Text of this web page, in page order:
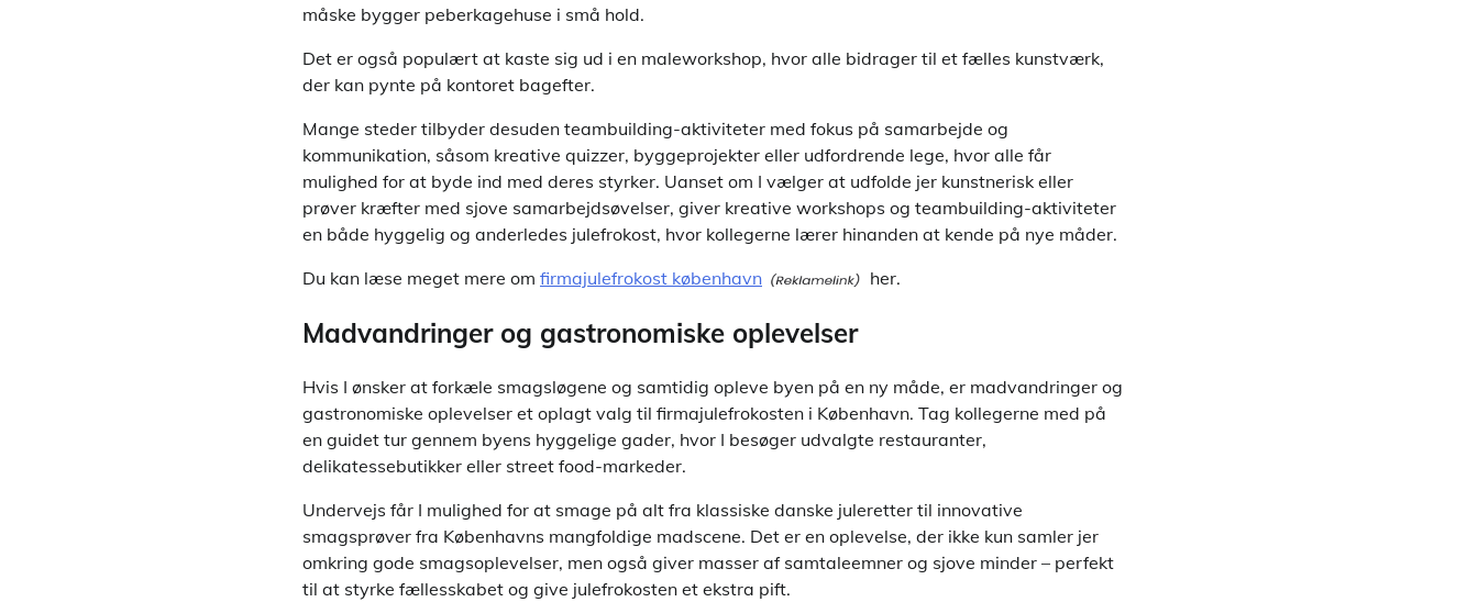
måske bygger peberkagehuse i små hold.
Det er også populært at kaste sig ud i en maleworkshop, hvor alle bidrager til et fælles kunstværk,
der kan pynte på kontoret bagefter.
Mange steder tilbyder desuden teambuilding-aktiviteter med fokus på samarbejde og
kommunikation, såsom kreative quizzer, byggeprojekter eller udfordrende lege, hvor alle får
mulighed for at byde ind med deres styrker. Uanset om I vælger at udfolde jer kunstnerisk eller
prøver kræfter med sjove samarbejdsøvelser, giver kreative workshops og teambuilding-aktiviteter
en både hyggelig og anderledes julefrokost, hvor kollegerne lærer hinanden at kende på nye måder.
Du kan læse meget mere om firmajulefrokost københavn her.
Madvandringer og gastronomiske oplevelser
Hvis I ønsker at forkæle smagsløgene og samtidig opleve byen på en ny måde, er madvandringer og
gastronomiske oplevelser et oplagt valg til firmajulefrokosten i København. Tag kollegerne med på
en guidet tur gennem byens hyggelige gader, hvor I besøger udvalgte restauranter,
delikatessebutikker eller street food-markeder.
Undervejs får I mulighed for at smage på alt fra klassiske danske juleretter til innovative
smagsprøver fra Københavns mangfoldige madscene. Det er en oplevelse, der ikke kun samler jer
omkring gode smagsoplevelser, men også giver masser af samtaleemner og sjove minder – perfekt
til at styrke fællesskabet og give julefrokosten et ekstra pift.